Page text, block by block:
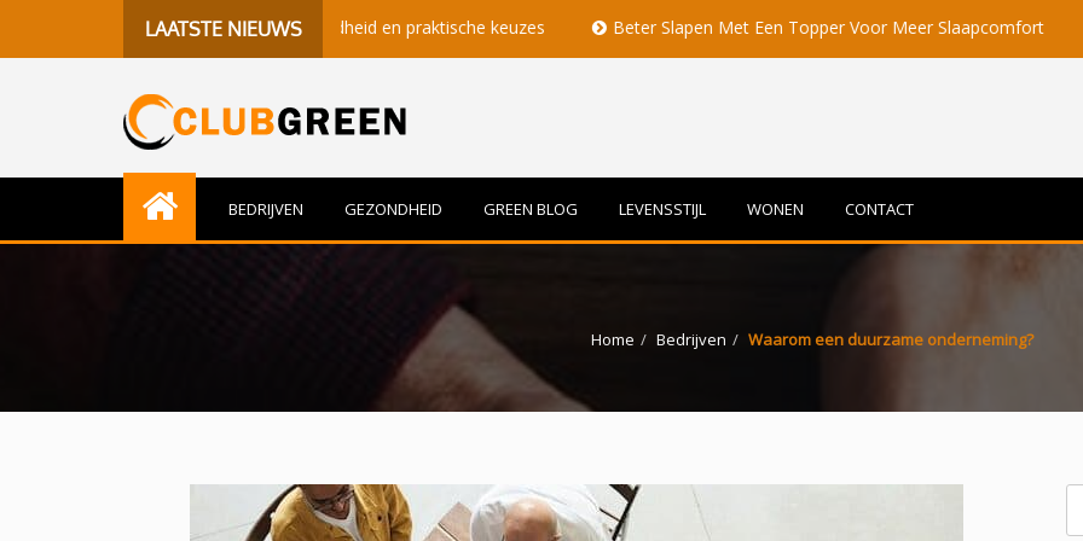
LAATSTE NIEUWS
momenten, gezondheid en praktische keuzes Beter Slapen Met Een Topper Voor Meer Slaapcomfort Volle
BEDRIJVEN GEZONDHEID GREEN BLOG LEVENSSTIJL WONEN CONTACT
Home Bedrijven Waarom een duurzame onderneming?